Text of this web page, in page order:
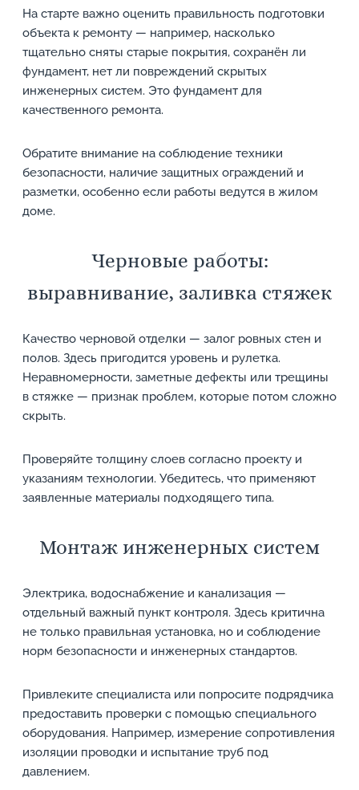
На старте важно оценить правильность подготовки
объекта к ремонту — например, насколько
тщательно сняты старые покрытия, сохранён ли
фундамент, нет ли повреждений скрытых
инженерных систем. Это фундамент для
качественного ремонта.
Обратите внимание на соблюдение техники
безопасности, наличие защитных ограждений и
разметки, особенно если работы ведутся в жилом
доме.
Черновые работы:
выравнивание, заливка стяжек
Качество черновой отделки — залог ровных стен и
полов. Здесь пригодится уровень и рулетка.
Неравномерности, заметные дефекты или трещины
в стяжке — признак проблем, которые потом сложно
скрыть.
Проверяйте толщину слоев согласно проекту и
указаниям технологии. Убедитесь, что применяют
заявленные материалы подходящего типа.
Монтаж инженерных систем
Электрика, водоснабжение и канализация —
отдельный важный пункт контроля. Здесь критична
не только правильная установка, но и соблюдение
норм безопасности и инженерных стандартов.
Привлеките специалиста или попросите подрядчика
предоставить проверки с помощью специального
оборудования. Например, измерение сопротивления
изоляции проводки и испытание труб под
давлением.